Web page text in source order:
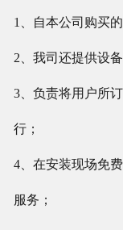
1、自本公司购买
2、我司还提供设
3、负责将用户所
行；
4、在安装现场免
服务；